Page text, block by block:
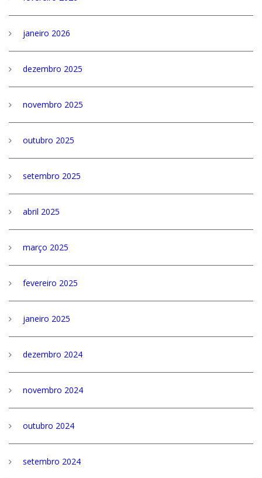
janeiro 2026
dezembro 2025
novembro 2025
outubro 2025
setembro 2025
abril 2025
março 2025
fevereiro 2025
janeiro 2025
dezembro 2024
novembro 2024
outubro 2024
setembro 2024